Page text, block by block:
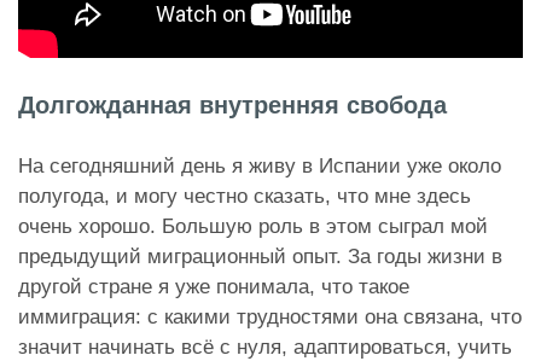
Долгожданная внутренняя свобода
На сегодняшний день я живу в Испании уже около
полугода, и могу честно сказать, что мне здесь
очень хорошо. Большую роль в этом сыграл мой
предыдущий миграционный опыт. За годы жизни в
другой стране я уже понимала, что такое
иммиграция: с какими трудностями она связана, что
значит начинать всё с нуля, адаптироваться, учить